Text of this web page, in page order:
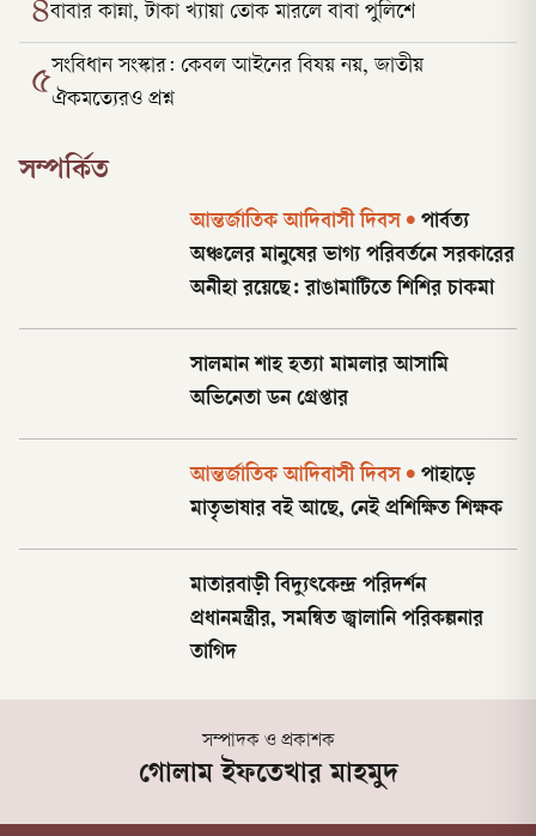
৪বাবার কান্না, টাকা খ্যায়া তোক মারলে বাবা পুলিশে
৫সংবিধান সংস্কার: কেবল আইনের বিষয় নয়, জাতীয়
ঐকমত্যেরও প্রশ্ন
সম্পর্কিত
আন্তর্জাতিক আদিবাসী দিবস • পার্বত্য
অঞ্চলের মানুষের ভাগ্য পরিবর্তনে সরকারের
অনীহা রয়েছে: রাঙামাটিতে শিশির চাকমা
সালমান শাহ হত্যা মামলার আসামি
অভিনেতা ডন গ্রেপ্তার
আন্তর্জাতিক আদিবাসী দিবস • পাহাড়ে
মাতৃভাষার বই আছে, নেই প্রশিক্ষিত শিক্ষক
মাতারবাড়ী বিদ্যুৎকেন্দ্র পরিদর্শন
প্রধানমন্ত্রীর, সমন্বিত জ্বালানি পরিকল্পনার
তাগিদ
সম্পাদক ও প্রকাশক
গোলাম ইফতেখার মাহমুদ